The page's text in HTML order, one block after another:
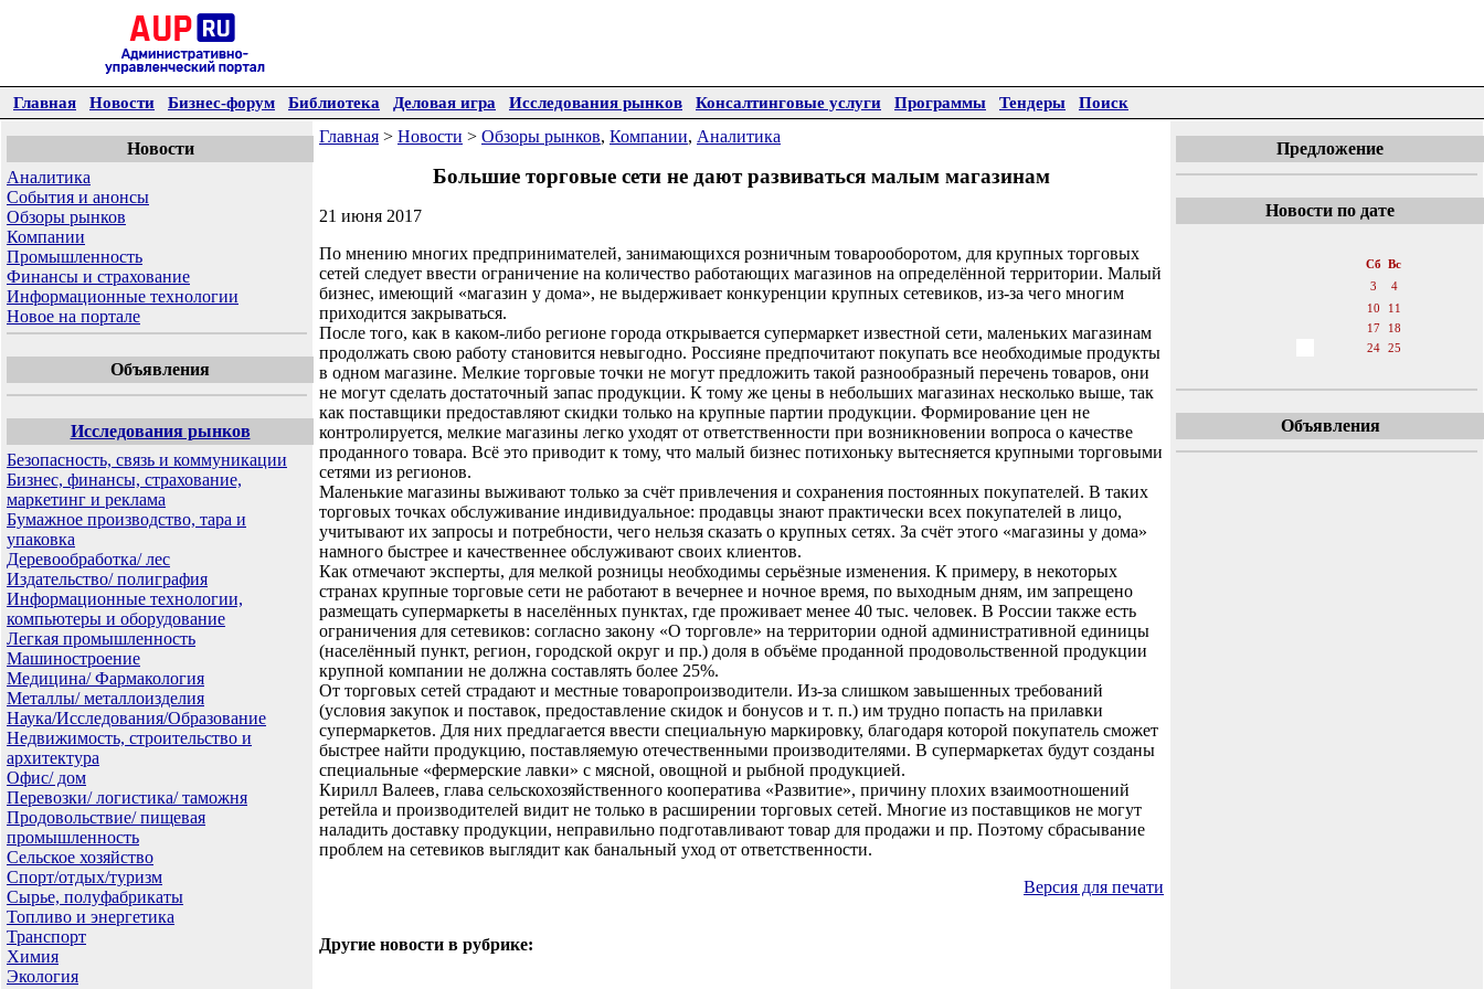
Главная Новости Бизнес-форум Библиотека Деловая игра Исследования рынков Консалтинговые услуги Программы Тендеры Поиск
Новости
Аналитика
События и анонсы
Обзоры рынков
Компании
Промышленность
Финансы и страхование
Информационные технологии
Новое на портале
Объявления
Исследования рынков
Безопасность, связь и коммуникации
Бизнес, финансы, страхование,
маркетинг и реклама
Бумажное производство, тара и
упаковка
Деревообработка/ лес
Издательство/ полиграфия
Информационные технологии,
компьютеры и оборудование
Легкая промышленность
Машиностроение
Медицина/ Фармакология
Металлы/ металлоизделия
Наука/Исследования/Образование
Недвижимость, строительство и
архитектура
Офис/ дом
Перевозки/ логистика/ таможня
Продовольствие/ пищевая
промышленность
Сельское хозяйство
Спорт/отдых/туризм
Сырье, полуфабрикаты
Топливо и энергетика
Транспорт
Химия
Экология
Главная > Новости > Обзоры рынков, Компании, Аналитика
Большие торговые сети не дают развиваться малым магазинам
21 июня 2017
По мнению многих предпринимателей, занимающихся розничным товарооборотом, для крупных торговых
сетей следует ввести ограничение на количество работающих магазинов на определённой территории. Малый
бизнес, имеющий «магазин у дома», не выдерживает конкуренции крупных сетевиков, из-за чего многим
приходится закрываться.
После того, как в каком-либо регионе города открывается супермаркет известной сети, маленьких магазинам
продолжать свою работу становится невыгодно. Россияне предпочитают покупать все необходимые продукты
в одном магазине. Мелкие торговые точки не могут предложить такой разнообразный перечень товаров, они
не могут сделать достаточный запас продукции. К тому же цены в небольших магазинах несколько выше, так
как поставщики предоставляют скидки только на крупные партии продукции. Формирование цен не
контролируется, мелкие магазины легко уходят от ответственности при возникновении вопроса о качестве
проданного товара. Всё это приводит к тому, что малый бизнес потихоньку вытесняется крупными торговыми
сетями из регионов.
Маленькие магазины выживают только за счёт привлечения и сохранения постоянных покупателей. В таких
торговых точках обслуживание индивидуальное: продавцы знают практически всех покупателей в лицо,
учитывают их запросы и потребности, чего нельзя сказать о крупных сетях. За счёт этого «магазины у дома»
намного быстрее и качественнее обслуживают своих клиентов.
Как отмечают эксперты, для мелкой розницы необходимы серьёзные изменения. К примеру, в некоторых
странах крупные торговые сети не работают в вечернее и ночное время, по выходным дням, им запрещено
размещать супермаркеты в населённых пунктах, где проживает менее 40 тыс. человек. В России также есть
ограничения для сетевиков: согласно закону «О торговле» на территории одной административной единицы
(населённый пункт, регион, городской округ и пр.) доля в объёме проданной продовольственной продукции
крупной компании не должна составлять более 25%.
От торговых сетей страдают и местные товаропроизводители. Из-за слишком завышенных требований
(условия закупок и поставок, предоставление скидок и бонусов и т. п.) им трудно попасть на прилавки
супермаркетов. Для них предлагается ввести специальную маркировку, благодаря которой покупатель сможет
быстрее найти продукцию, поставляемую отечественными производителями. В супермаркетах будут созданы
специальные «фермерские лавки» с мясной, овощной и рыбной продукцией.
Кирилл Валеев, глава сельскохозяйственного кооператива «Развитие», причину плохих взаимоотношений
ретейла и производителей видит не только в расширении торговых сетей. Многие из поставщиков не могут
наладить доставку продукции, неправильно подготавливают товар для продажи и пр. Поэтому сбрасывание
проблем на сетевиков выглядит как банальный уход от ответственности.
Версия для печати
Другие новости в рубрике:
Предложение
Новости по дате
Сб Вс
3
4
10
11
17
18
24 25
Объявления